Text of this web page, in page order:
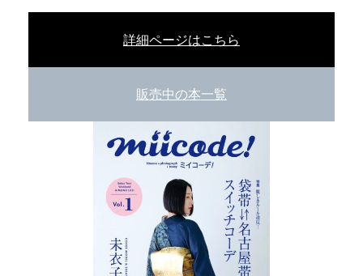
詳細ページはこちら
販売中の本一覧